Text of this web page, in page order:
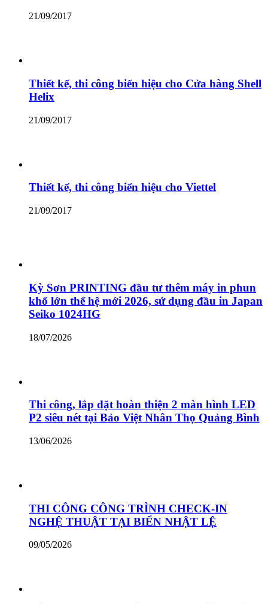
21/09/2017
Thiết kế, thi công biển hiệu cho Cửa hàng Shell
Helix
21/09/2017
Thiết kế, thi công biển hiệu cho Viettel
21/09/2017
Kỳ Sơn PRINTING đầu tư thêm máy in phun
khổ lớn thế hệ mới 2026, sử dụng đầu in Japan
Seiko 1024HG
18/07/2026
Thi công, lắp đặt hoàn thiện 2 màn hình LED
P2 siêu nét tại Bảo Việt Nhân Thọ Quảng Bình
13/06/2026
THI CÔNG CÔNG TRÌNH CHECK-IN
NGHỆ THUẬT TẠI BIỂN NHẬT LỆ
09/05/2026